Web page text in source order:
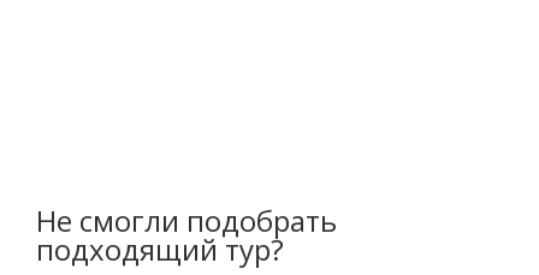
Не смогли подобрать
подходящий тур?